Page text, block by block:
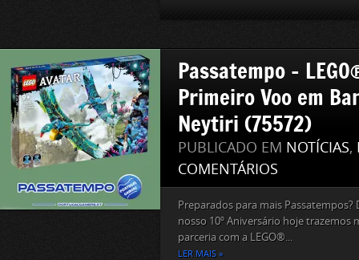
Passatempo –
Primeiro Voo em
Neytiri (75572)
PUBLICADO EM NOTÍCIAS,
COMENTÁRIOS
Preparados para mais
nosso 10º Aniversário hoje trazemos
parceria com a LEGO®...
LER MAIS »